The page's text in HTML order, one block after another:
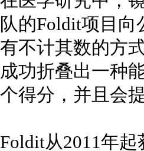
队的Foldit项目
有不计其数的方
成功折叠出一种
个得分，并且会
Foldit从2011年